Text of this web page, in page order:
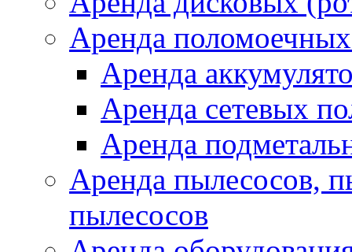
Аренда
Аренда
Аренда сетевых
Аренда
Аренда пылесосов,
пылесосов